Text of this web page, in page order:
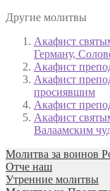
Другие молитвы
Акафист
Герману,
Акафист
Акафист
просиявшим
Акафист
Акафист
Валаамским
Молитва за воинов
Отче наш
Утренние молитвы